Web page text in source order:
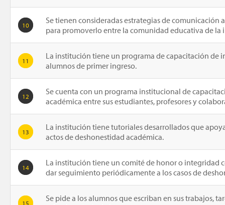
10
Se tienen consideradas estrategias de comunicación
para promoverlo entre la comunidad educativa de la
11
La institución tiene un programa de capacitación de
alumnos de primer ingreso.
12
Se cuenta con un programa institucional de
académica entre sus estudiantes, profesores y
13
La institución tiene tutoriales desarrollados que
actos de deshonestidad académica.
14
La institución tiene un comité de honor o integridad
dar seguimiento periódicamente a los casos de
15
Se pide a los alumnos que escriban en sus trabajos,